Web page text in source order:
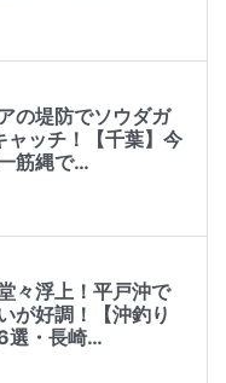
の堤防でソウダガ
ャッチ！【千葉】今
筋縄で…
々浮上！平戸沖で
が好調！【沖釣り
選・長崎…